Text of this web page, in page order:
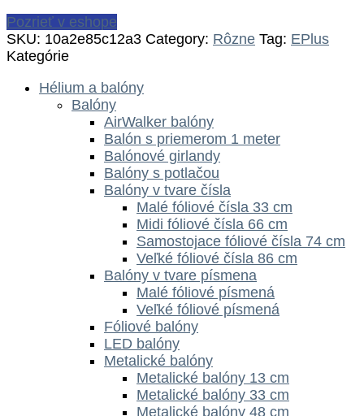
Pozrieť v eshope
SKU: 10a2e85c12a3 Category: Rôzne Tag: EPlus
Kategórie
Hélium a balóny
Balóny
AirWalker balóny
Balón s priemerom 1 meter
Balónové girlandy
Balóny s potlačou
Balóny v tvare čísla
Malé fóliové čísla 33 cm
Midi fóliové čísla 66 cm
Samostojace fóliové čísla 74 cm
Veľké fóliové čísla 86 cm
Balóny v tvare písmena
Malé fóliové písmená
Veľké fóliové písmená
Fóliové balóny
LED balóny
Metalické balóny
Metalické balóny 13 cm
Metalické balóny 33 cm
Metalické balóny 48 cm